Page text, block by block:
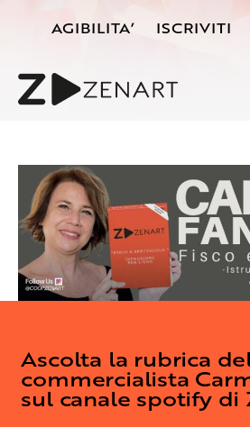
AGIBILITA’ ISCRIVITI
Ascolta la rubrica
commercialista
sul canale spotify di